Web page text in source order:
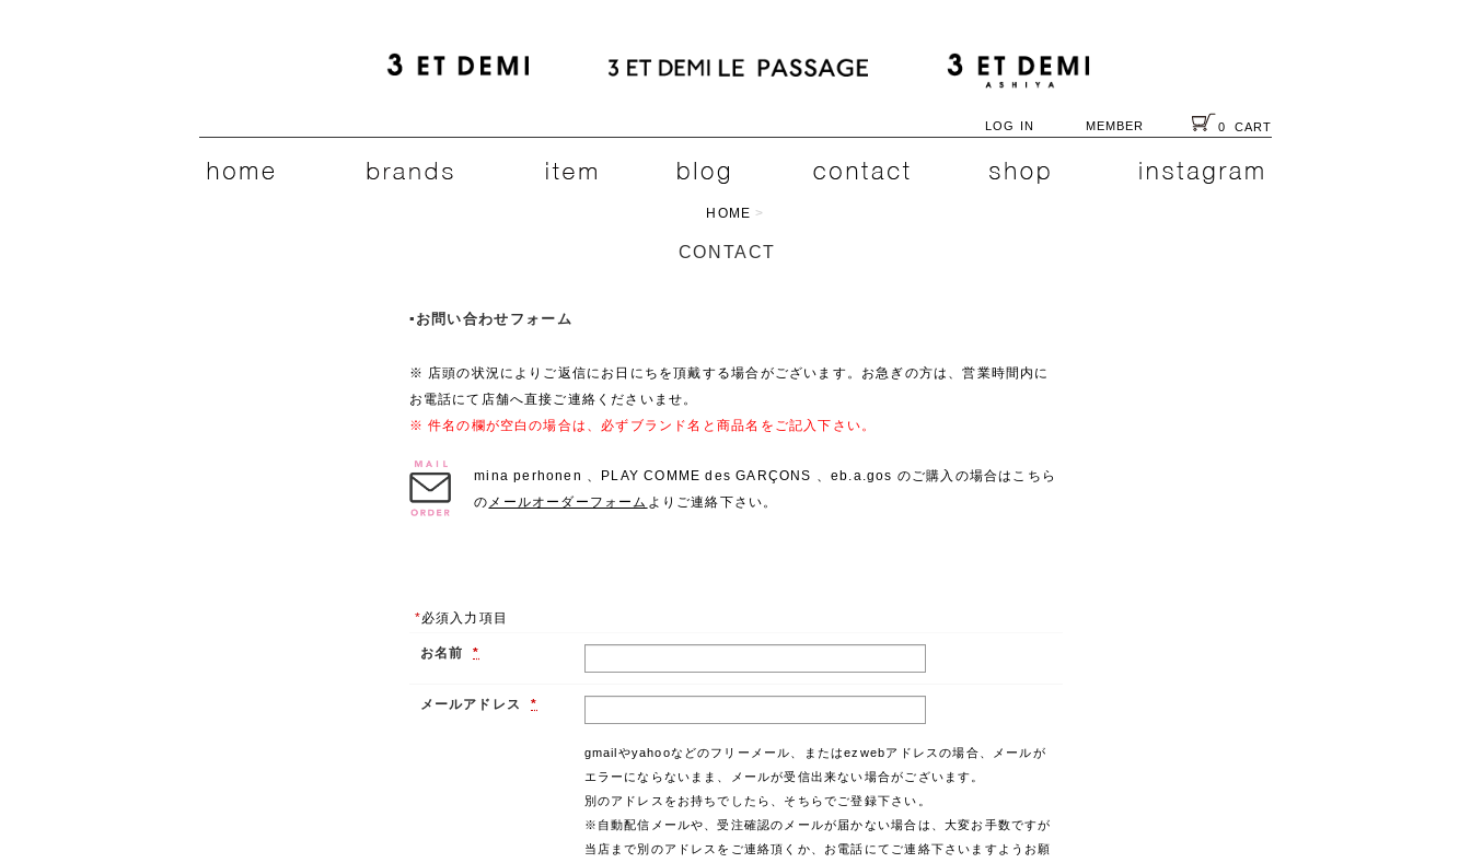
0 CART
LOG IN MEMBER
HOME >
CONTACT
▪️お問い合わせフォーム
※ 店頭の状況によりご返信にお日にちを頂戴する場合がございます。お急ぎの方は、営業時間内に
お電話にて店舗へ直接ご連絡くださいませ。
※ 件名の欄が空白の場合は、必ずブランド名と商品名をご記入下さい。
mina perhonen 、PLAY COMME des GARÇONS 、eb.a.gos のご購入の場合はこちら
の メールオーダーフォーム よりご連絡下さい。
*必須入力項目
お名前 *
メールアドレス *
gmailやyahooなどのフリーメール、またはezwebアドレスの場合、メールが
エラーにならないまま、メールが受信出来ない場合がございます。
別のアドレスをお持ちでしたら、そちらでご登録下さい。
※自動配信メールや、受注確認のメールが届かない場合は、大変お手数ですが
当店まで別のアドレスをご連絡頂くか、お電話にてご連絡下さいますようお願